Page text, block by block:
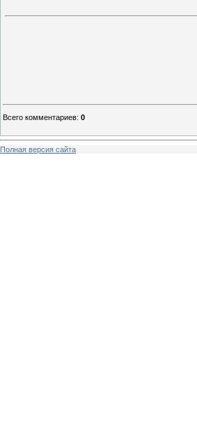
Всего комментариев: 0
Полная версия сайта